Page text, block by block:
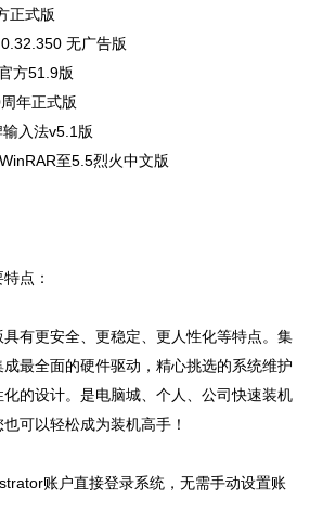
正式版
无广告版
方51.9版
年正式版
入法v5.1版
至5.5烈火中文版
点：
有更安全、更稳定、更人性化等特点。集
最全面的硬件驱动，精心挑选的系统维护
的设计。是电脑城、个人、公司快速装机
可以轻松成为装机高手！
账户直接登录系统，无需手动设置账